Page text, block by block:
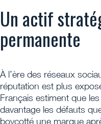
Un actif
permanente
À l’ère des réseaux
réputation est plus
Français estiment que
davantage les défauts
boycotté une marque